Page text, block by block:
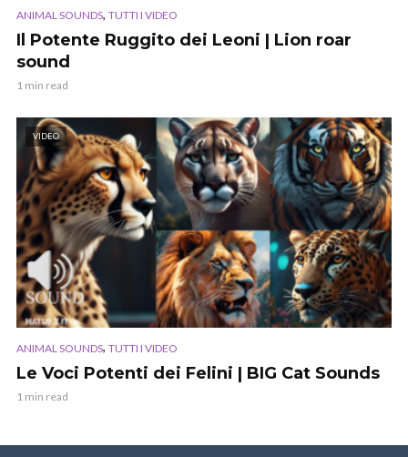
ANIMAL SOUNDS, TUTTI I VIDEO
Il Potente Ruggito dei Leoni | Lion roar
sound
1 min read
VIDEO
ANIMAL SOUNDS, TUTTI I VIDEO
Le Voci Potenti dei Felini | BIG Cat Sounds
1 min read